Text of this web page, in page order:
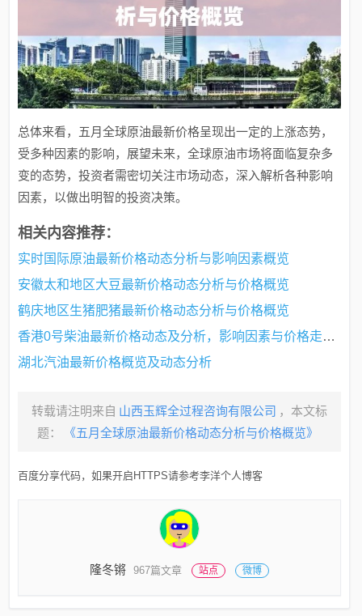
总体来看，五月全球原油最新价格呈现出一定的上涨态势，
受多种因素的影响，展望未来，全球原油市场将面临复杂多
变的态势，投资者需密切关注市场动态，深入解析各种影响
因素，以做出明智的投资决策。
相关内容推荐：
实时国际原油最新价格动态分析与影响因素概览
安徽太和地区大豆最新价格动态分析与价格概览
鹤庆地区生猪肥猪最新价格动态分析与价格概览
香港0号柴油最新价格动态及分析，影响因素与价格走势探讨
湖北汽油最新价格概览及动态分析
转载请注明来自 山西玉辉全过程咨询有限公司 ，本文标
题：
《五月全球原油最新价格动态分析与价格概览》
百度分享代码，如果开启HTTPS请参考李洋个人博客
隆冬锵 967篇文章 站点 微博